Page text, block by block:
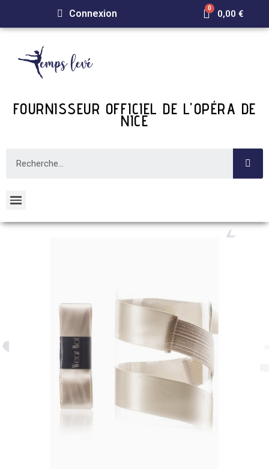
Connexion 0,00 €
FOURNISSEUR OFFICIEL DE L'OPÉRA DE
NICE